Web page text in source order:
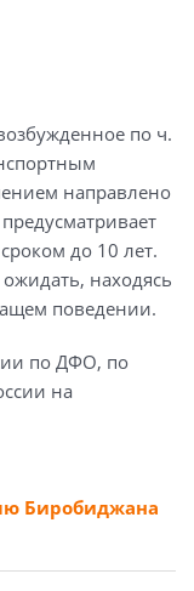
по ч.
направлено
до 10 лет.
находясь
поведении.
по ДФО, по
на
Биробиджана